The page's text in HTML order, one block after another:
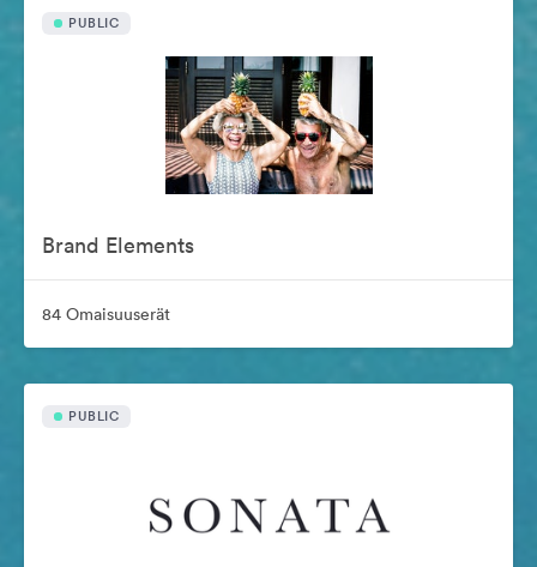
PUBLIC
Brand Elements
84 Omaisuuserät
PUBLIC